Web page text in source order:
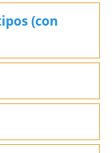
(con